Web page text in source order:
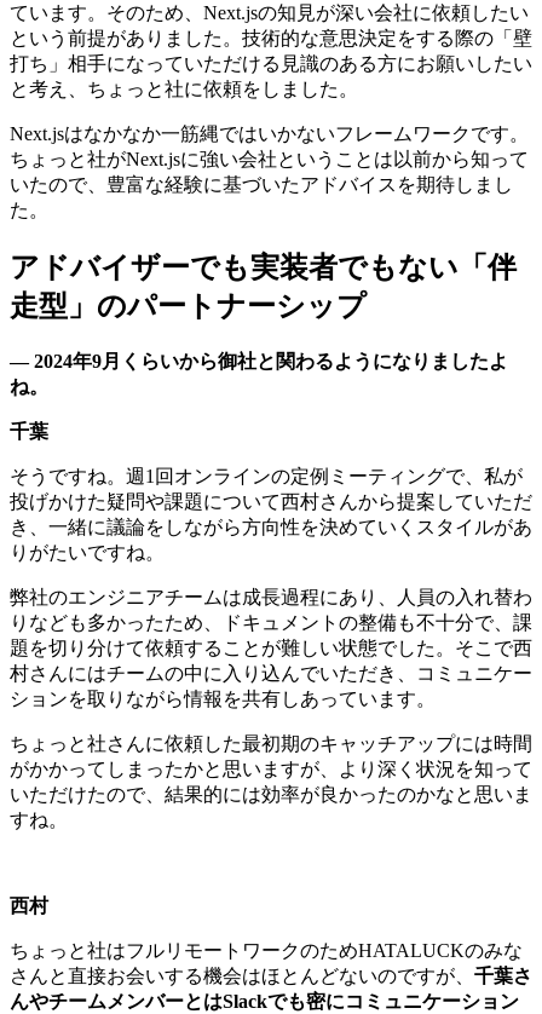
ています。そのため、Next.jsの知見が深い会社に依頼したい
という前提がありました。技術的な意思決定をする際の「壁
打ち」相手になっていただける見識のある方にお願いしたい
と考え、ちょっと社に依頼をしました。
Next.jsはなかなか一筋縄ではいかないフレームワークです。
ちょっと社がNext.jsに強い会社ということは以前から知って
いたので、豊富な経験に基づいたアドバイスを期待しまし
た。
アドバイザーでも実装者でもない「伴
走型」のパートナーシップ
— 2024年9月くらいから御社と関わるようになりましたよ
ね。
千葉
そうですね。週1回オンラインの定例ミーティングで、私が
投げかけた疑問や課題について西村さんから提案していただ
き、一緒に議論をしながら方向性を決めていくスタイルがあ
りがたいですね。
弊社のエンジニアチームは成長過程にあり、人員の入れ替わ
りなども多かったため、ドキュメントの整備も不十分で、課
題を切り分けて依頼することが難しい状態でした。そこで西
村さんにはチームの中に入り込んでいただき、コミュニケー
ションを取りながら情報を共有しあっています。
ちょっと社さんに依頼した最初期のキャッチアップには時間
がかかってしまったかと思いますが、より深く状況を知って
いただけたので、結果的には効率が良かったのかなと思いま
すね。
西村
ちょっと社はフルリモートワークのためHATALUCKのみな
さんと直接お会いする機会はほとんどないのですが、 千葉さ
んやチームメンバーとはSlackでも密にコミュニケーション